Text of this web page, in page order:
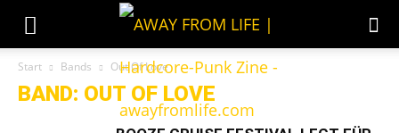
Start Bands Out Of Love
BAND: OUT OF LOVE